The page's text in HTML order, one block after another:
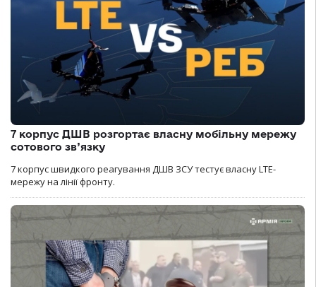
7 корпус ДШВ розгортає власну мобільну мережу
сотового зв’язку
7 корпус швидкого реагування ДШВ ЗСУ тестує власну LTE-
мережу на лінії фронту.